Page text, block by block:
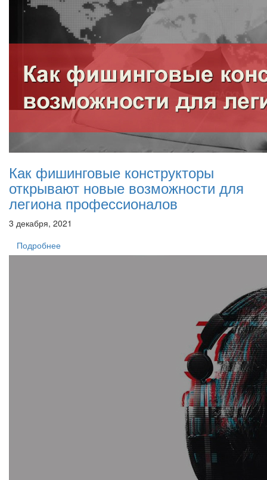
Как фишинговые конструкторы
открывают новые возможности для
легиона профессионалов
3 декабря, 2021
Подробнее